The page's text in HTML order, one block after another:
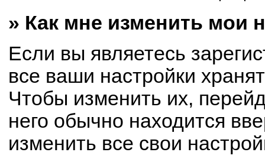
» Как мне изменить мои
Если вы являетесь
все ваши настройки
Чтобы изменить их,
него обычно находится
изменить все свои